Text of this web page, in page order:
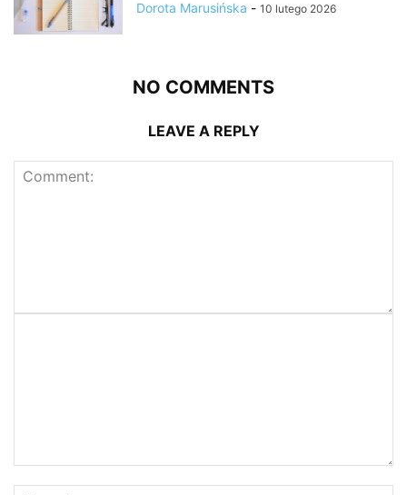
Dorota Marusińska - 10 lutego 2026
NO COMMENTS
LEAVE A REPLY